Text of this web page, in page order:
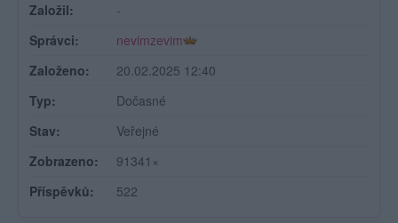
Založil:
-
Správci:
nevimzevim
Založeno:
20.02.2025 12:40
Typ:
Dočasné
Stav:
Veřejné
Zobrazeno:
91341×
Příspěvků:
522